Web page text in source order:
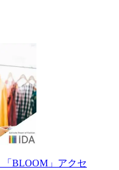
BLOOM」アクセ